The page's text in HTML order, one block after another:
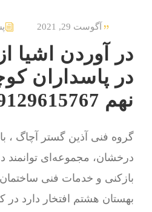
آگوست 29, 2021
در آوردن اشیا
در پاسداران
نهم 09129615767
درخشان، مجموعه‌ای توانمند
بازکنی و خدمات فنی
بهستان هشتم افتخار دارد در